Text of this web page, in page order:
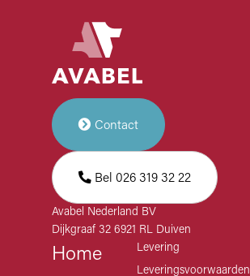
Contact
Bel 026 319 32 22
Avabel Nederland BV
Dijkgraaf 32 6921 RL Duiven
Home
Levering
Leveringsvoorwaarden